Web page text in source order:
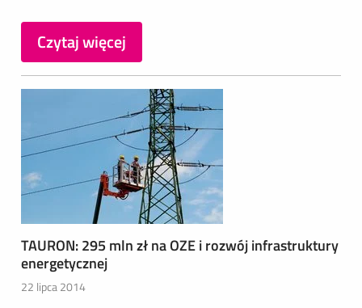
Czytaj więcej
TAURON: 295 mln zł na OZE i rozwój infrastruktury
energetycznej
22 lipca 2014